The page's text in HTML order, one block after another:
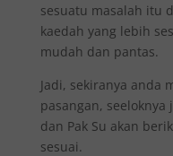
sesuatu masalah itu
kaedah yang lebih
mudah dan pantas.
Jadi, sekiranya anda
pasangan,
dan Pak Su akan
sesuai.